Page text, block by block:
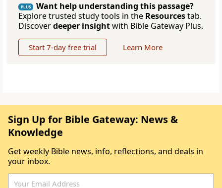
PLUS
Want help understanding this passage?
Explore trusted study tools in the Resourcestab.
Discoverdeeper insightwith Bible Gateway Plus.
Start 7-day free trial Learn More
Sign Up for Bible Gateway: News &
Knowledge
Get weekly Bible news, info, reflections, and deals in
your inbox.